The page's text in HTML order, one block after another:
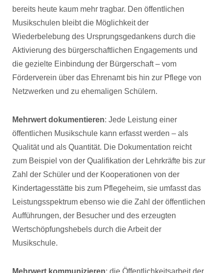
bereits heute kaum mehr tragbar. Den öffentlichen
Musikschulen bleibt die Möglichkeit der
Wiederbelebung des Ursprungsgedankens durch die
Aktivierung des bürgerschaftlichen Engagements und
die gezielte Einbindung der Bürgerschaft – vom
Förderverein über das Ehrenamt bis hin zur Pflege von
Netzwerken und zu ehemaligen Schülern.
Mehrwert dokumentieren: Jede Leistung einer
öffentlichen Musikschule kann erfasst werden – als
Qualität und als Quantität. Die Dokumentation reicht
zum Beispiel von der Qualifikation der Lehrkräfte bis zur
Zahl der Schüler und der Kooperationen von der
Kindertagesstätte bis zum Pflegeheim, sie umfasst das
Leistungsspektrum ebenso wie die Zahl der öffentlichen
Aufführungen, der Besucher und des erzeugten
Wertschöpfungshebels durch die Arbeit der
Musikschule.
Mehrwert kommunizieren: die Öffentlichkeitsarbeit der